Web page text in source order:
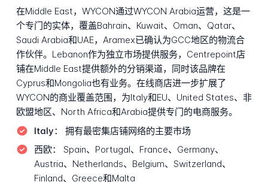
在Middle East，WYCON通过WYCON Arabia运营，这是一
个专门的实体，覆盖Bahrain、Kuwait、Oman、Qatar、
Saudi Arabia和UAE，Aramex已确认为GCC地区的物流合
作伙伴。Lebanon作为独立市场提供服务，Centrepoint店
铺在Middle East提供额外的分销渠道，同时该品牌在
Cyprus和Mongolia也有业务。在线商店进一步扩展了
WYCON的商业覆盖范围，为Italy和EU、United States、非
欧盟地区、North Africa和Arabia提供专门的电商服务。
Italy：
拥有最密集店铺网络的主要市场
西欧：
Spain、Portugal、France、Germany、
Austria、Netherlands、Belgium、Switzerland、
Finland、Greece和Malta